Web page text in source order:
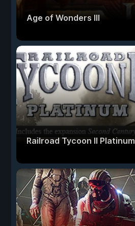
Age of Wonders III
Railroad Tycoon II Platinum